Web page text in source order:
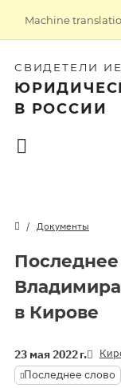
Machine
СВИДЕТЕЛИ
В РОССИИ
Документы
в Кирове
23 мая 2022 г.
Последнее слово